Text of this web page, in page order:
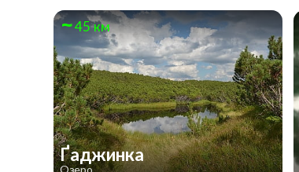
45 км
Ґаджинка